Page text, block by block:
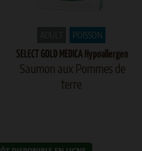
POISSON
SELECT GOLD MEDICA Hypoallergen
Saumon aux Pommes de
terre